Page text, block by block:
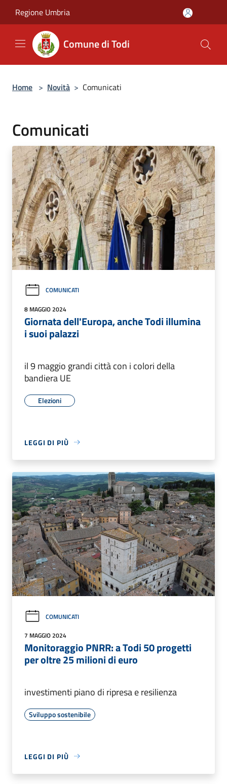
Regione Umbria
Comune di Todi
Home > Novità > Comunicati
Comunicati
COMUNICATI
8 MAGGIO 2024
Giornata dell'Europa, anche Todi illumina
i suoi palazzi
il 9 maggio grandi città con i colori della
bandiera UE
Elezioni
LEGGI DI PIÙ
COMUNICATI
7 MAGGIO 2024
Monitoraggio PNRR: a Todi 50 progetti
per oltre 25 milioni di euro
investimenti piano di ripresa e resilienza
Sviluppo sostenibile
LEGGI DI PIÙ